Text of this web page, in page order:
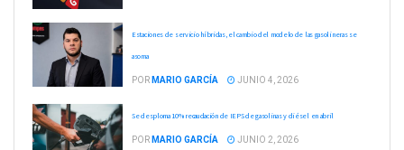
Estaciones de servicio híbridas, el cambio del modelo de las gasolineras se
asoma
POR MARIO GARCÍA JUNIO 4, 2026
Se desploma 10% recaudación de IEPS de gasolinas y diésel en abril
POR MARIO GARCÍA JUNIO 2, 2026